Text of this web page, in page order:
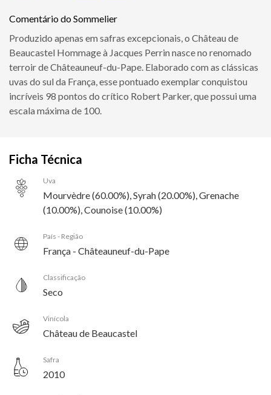
Comentário do Sommelier
Produzido apenas em safras excepcionais, o Château de
Beaucastel Hommage à Jacques Perrin nasce no renomado
terroir de Châteauneuf-du-Pape. Elaborado com as clássicas
uvas do sul da França, esse pontuado exemplar conquistou
incríveis 98 pontos do crítico Robert Parker, que possui uma
escala máxima de 100.
Ficha Técnica
Uva
Mourvèdre (60.00%), Syrah (20.00%), Grenache
(10.00%), Counoise (10.00%)
País - Região
França - Châteauneuf-du-Pape
Classificação
Seco
Vinícola
Château de Beaucastel
Safra
2010